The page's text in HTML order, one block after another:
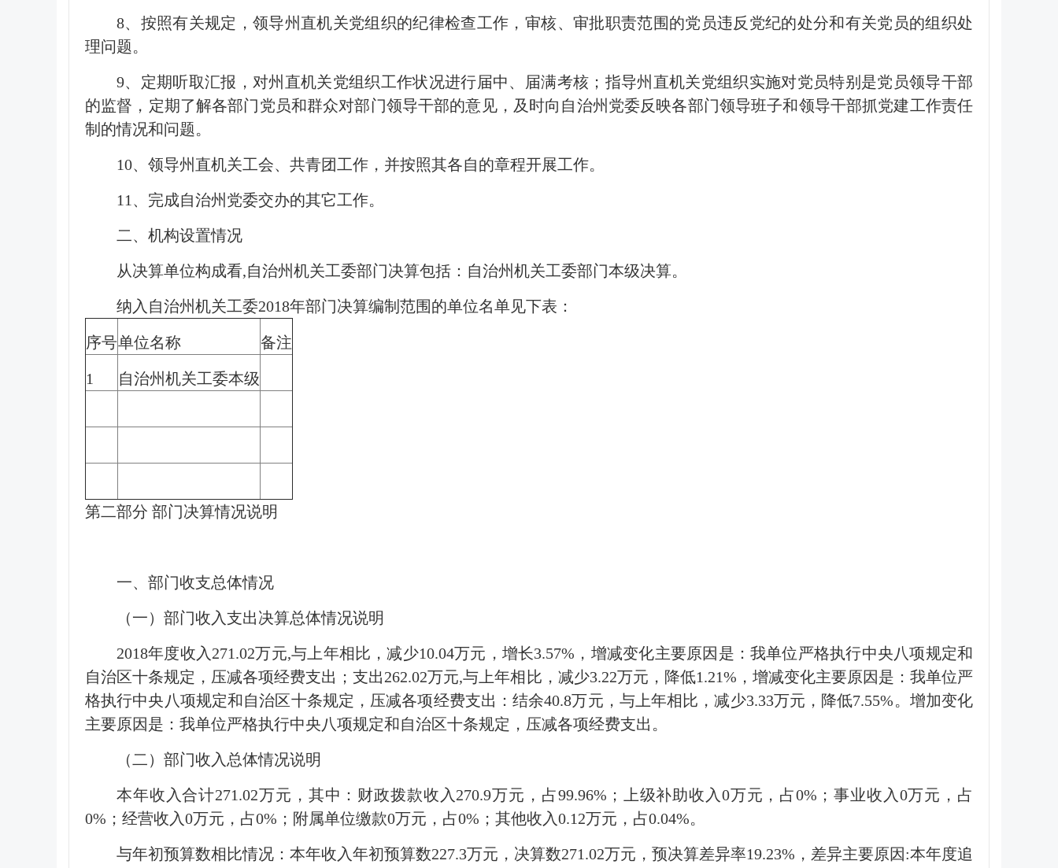
8、 按照有关规定，领导州直机关党组织的纪律检查工作，审核、审批职责范围的党员违反党纪的处分和有关党员的组织处
理问题。
9、 定期听取汇报，对州直机关党组织工作状况进行届中、届满考核；指导州直机关党组织实施对党员特别是党员领导干部
的监督，定期了解各部门党员和群众对部门领导干部的意见，及时向自治州党委反映各部门领导班子和领导干部抓党建工作责任
制的情况和问题。
10、 领导州直机关工会、共青团工作，并按照其各自的章程开展工作。
11、 完成自治州党委交办的其它工作。
二、机构设置情况
从决算单位构成看,自治州机关工委部门决算包括：自治州机关工委部门本级决算。
纳入自治州机关工委2018年部门决算编制范围的单位名单见下表：
序号单位名称 备注
1 自治州机关工委本级
第二部分 部门决算情况说明
一、部门收支总体情况
（一）部门收入支出决算总体情况说明
2018年度收入271.02万元,与上年相比，减少10.04万元，增长3.57%，增减变化主要原因是：我单位严格执行中央八项规定和
自治区十条规定，压减各项经费支出；支出262.02万元,与上年相比，减少3.22万元，降低1.21%，增减变化主要原因是：我单位严
格执行中央八项规定和自治区十条规定，压减各项经费支出：结余40.8万元，与上年相比，减少3.33万元，降低7.55%。增加变化
主要原因是：我单位严格执行中央八项规定和自治区十条规定，压减各项经费支出。
（二）部门收入总体情况说明
本年收入合计271.02万元，其中：财政拨款收入270.9万元，占99.96%；上级补助收入0万元，占0%；事业收入0万元，占
0%；经营收入0万元，占0%；附属单位缴款0万元，占0%；其他收入0.12万元，占0.04%。
与年初预算数相比情况：本年收入年初预算数227.3万元，决算数271.02万元，预决算差异率19.23%，差异主要原因:本年度追